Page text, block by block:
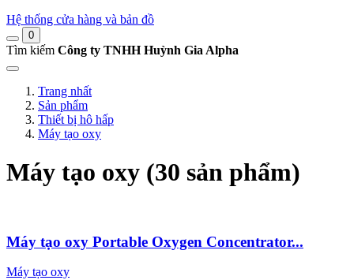
Hệ thống cửa hàng và bản đồ
0
Tìm kiếm Công ty TNHH Huỳnh Gia Alpha
Trang nhất
Sản phẩm
Thiết bị hô hấp
Máy tạo oxy
Máy tạo oxy (30 sản phẩm)
Máy tạo oxy Portable Oxygen Concentrator...
Máy tạo oxy